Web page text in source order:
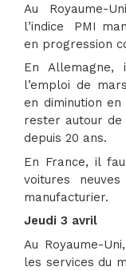
Au Royaume-
l’indice PMI
en progression
En
l’emploi de
en diminution
rester autour de
depuis 20 ans.
En France, il
voitures
manufacturier.
Jeudi 3 avril
Au Royaume-
les services du